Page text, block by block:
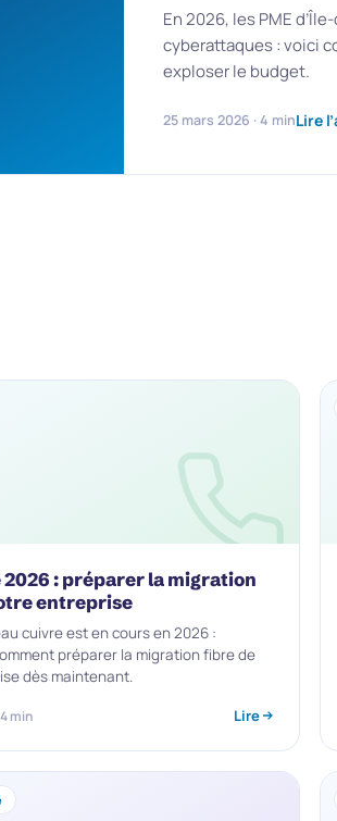
En 2026, les PME
cyberattaques : voici
exploser le budget.
25 mars 2026 · 4 minLire
: préparer la migration
entreprise
cuivre est en cours en 2026 :
préparer la migration fibre de
dès maintenant.
min Lire